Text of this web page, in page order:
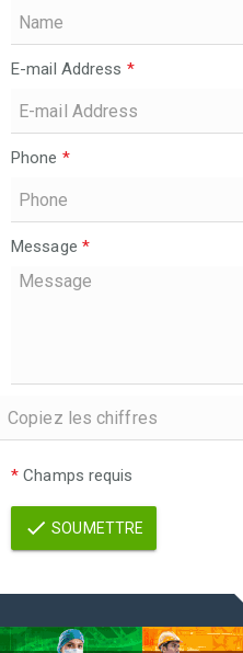
E-mail Address *
Phone *
Message *
* Champs requis
SOUMETTRE